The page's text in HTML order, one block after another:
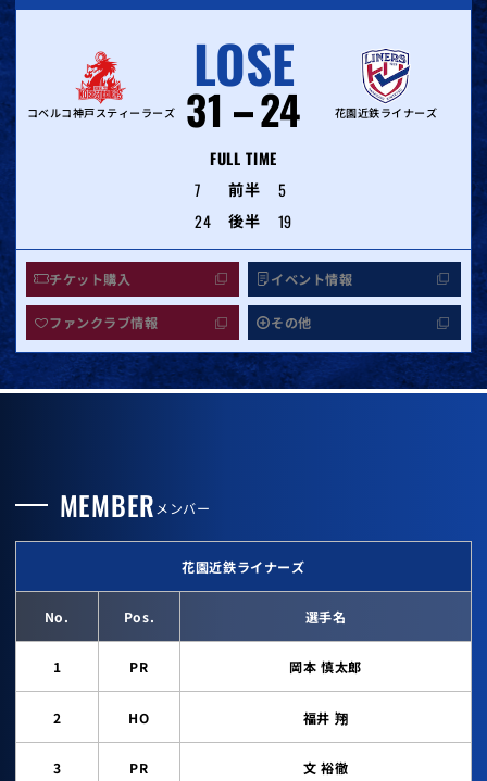
コベルコ神戸スティーラーズ
LOSE
31 24 花園近鉄ライナーズ
FULL TIME
7
前半
5
24
後半 19
チケット購入 イベント情報
ファンクラブ情報 その他
MEMBER メンバー
花園近鉄ライナーズ
No. Pos. 選手名
1 PR 岡本 慎太郎
2 HO 福井 翔
3 PR 文 裕徹